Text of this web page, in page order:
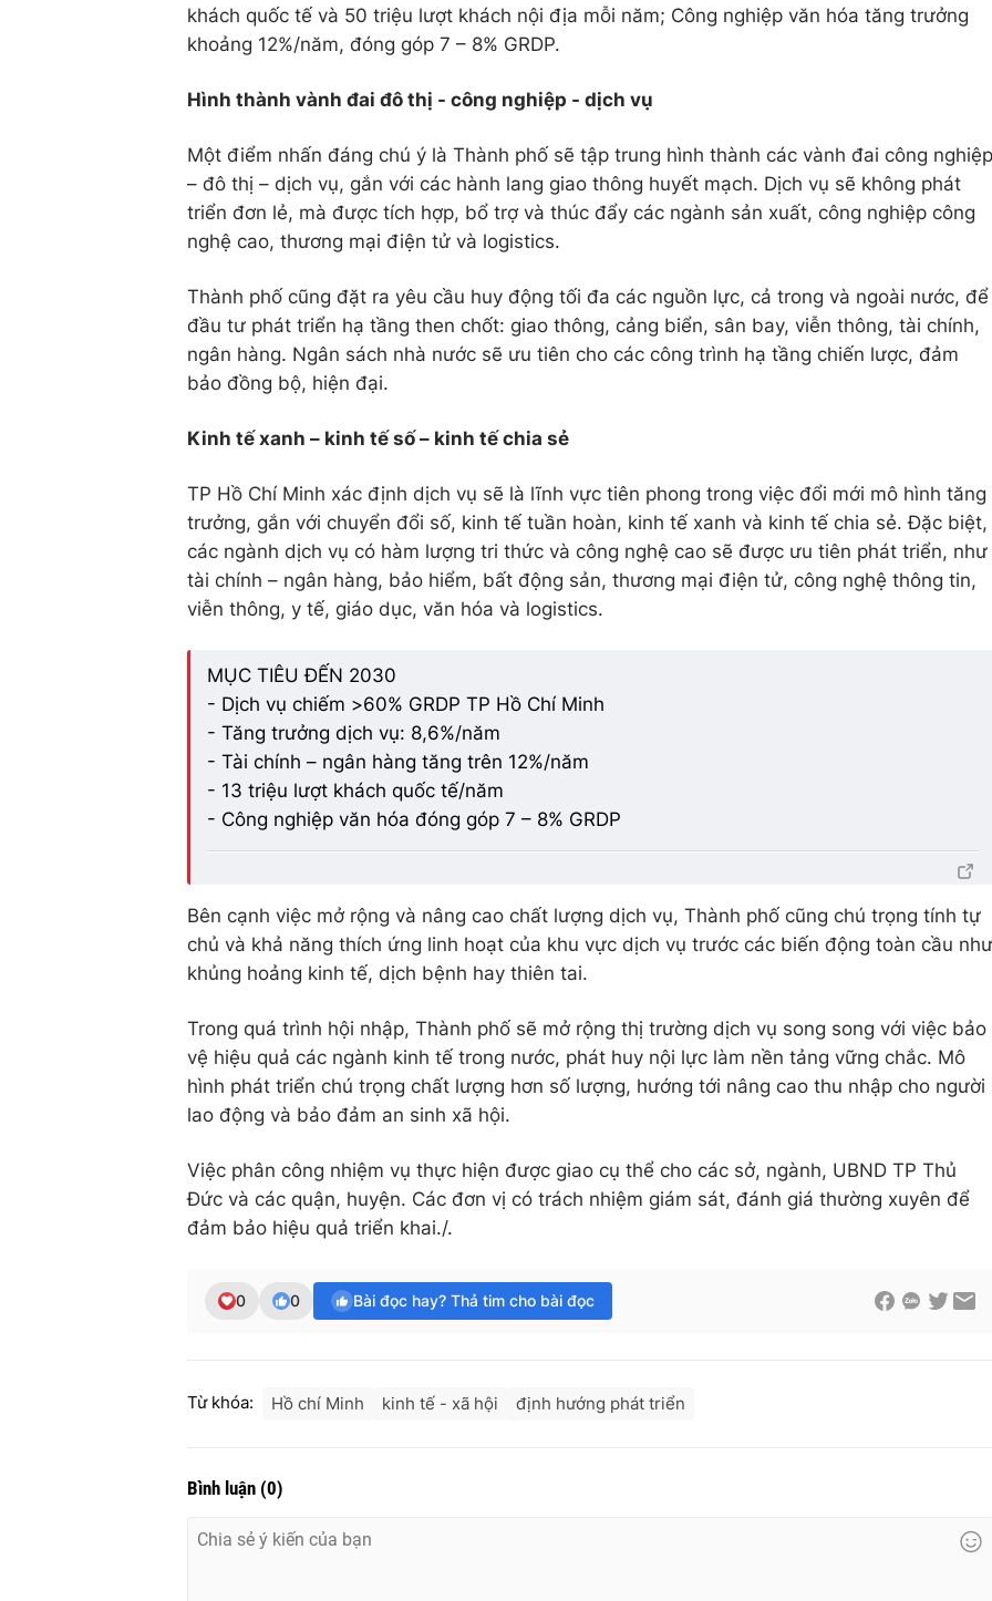
khách quốc tế và 50 triệu lượt khách nội địa mỗi năm; Công nghiệp văn hóa tăng trưởng
khoảng 12%/năm, đóng góp 7 – 8% GRDP.
Hình thành vành đai đô thị - công nghiệp - dịch vụ
Một điểm nhấn đáng chú ý là Thành phố sẽ tập trung hình thành các vành đai công nghiệp
– đô thị – dịch vụ, gắn với các hành lang giao thông huyết mạch. Dịch vụ sẽ không phát
triển đơn lẻ, mà được tích hợp, bổ trợ và thúc đẩy các ngành sản xuất, công nghiệp công
nghệ cao, thương mại điện tử và logistics.
Thành phố cũng đặt ra yêu cầu huy động tối đa các nguồn lực, cả trong và ngoài nước, để
đầu tư phát triển hạ tầng then chốt: giao thông, cảng biển, sân bay, viễn thông, tài chính,
ngân hàng. Ngân sách nhà nước sẽ ưu tiên cho các công trình hạ tầng chiến lược, đảm
bảo đồng bộ, hiện đại.
Kinh tế xanh – kinh tế số – kinh tế chia sẻ
TP Hồ Chí Minh xác định dịch vụ sẽ là lĩnh vực tiên phong trong việc đổi mới mô hình tăng
trưởng, gắn với chuyển đổi số, kinh tế tuần hoàn, kinh tế xanh và kinh tế chia sẻ. Đặc biệt,
các ngành dịch vụ có hàm lượng tri thức và công nghệ cao sẽ được ưu tiên phát triển, như
tài chính – ngân hàng, bảo hiểm, bất động sản, thương mại điện tử, công nghệ thông tin,
viễn thông, y tế, giáo dục, văn hóa và logistics.
MỤC TIÊU ĐẾN 2030
- Dịch vụ chiếm >60% GRDP TP Hồ Chí Minh
- Tăng trưởng dịch vụ: 8,6%/năm
- Tài chính – ngân hàng tăng trên 12%/năm
- 13 triệu lượt khách quốc tế/năm
- Công nghiệp văn hóa đóng góp 7 – 8% GRDP
Bên cạnh việc mở rộng và nâng cao chất lượng dịch vụ, Thành phố cũng chú trọng tính tự
chủ và khả năng thích ứng linh hoạt của khu vực dịch vụ trước các biến động toàn cầu như
khủng hoảng kinh tế, dịch bệnh hay thiên tai.
Trong quá trình hội nhập, Thành phố sẽ mở rộng thị trường dịch vụ song song với việc bảo
vệ hiệu quả các ngành kinh tế trong nước, phát huy nội lực làm nền tảng vững chắc. Mô
hình phát triển chú trọng chất lượng hơn số lượng, hướng tới nâng cao thu nhập cho người
lao động và bảo đảm an sinh xã hội.
Việc phân công nhiệm vụ thực hiện được giao cụ thể cho các sở, ngành, UBND TP Thủ
Đức và các quận, huyện. Các đơn vị có trách nhiệm giám sát, đánh giá thường xuyên để
đảm bảo hiệu quả triển khai./.
0 0 Bài đọc hay? Thả tim cho bài đọc
Từ khóa: Hồ chí Minh kinh tế - xã hội định hướng phát triển
Bình luận (0)